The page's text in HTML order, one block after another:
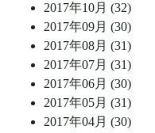
2017年10月 (32)
2017年09月 (30)
2017年08月 (31)
2017年07月 (31)
2017年06月 (30)
2017年05月 (31)
2017年04月 (30)